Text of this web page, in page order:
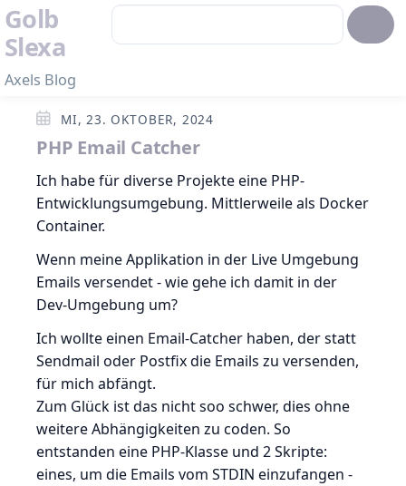
Golb
Slexa
Axels Blog
MI, 23. OKTOBER, 2024
PHP Email Catcher
Ich habe für diverse Projekte eine PHP-
Entwicklungsumgebung. Mittlerweile als Docker
Container.
Wenn meine Applikation in der Live Umgebung
Emails versendet - wie gehe ich damit in der
Dev-Umgebung um?
Ich wollte einen Email-Catcher haben, der statt
Sendmail oder Postfix die Emails zu versenden,
für mich abfängt.
Zum Glück ist das nicht soo schwer, dies ohne
weitere Abhängigkeiten zu coden. So
entstanden eine PHP-Klasse und 2 Skripte:
eines, um die Emails vom STDIN einzufangen -